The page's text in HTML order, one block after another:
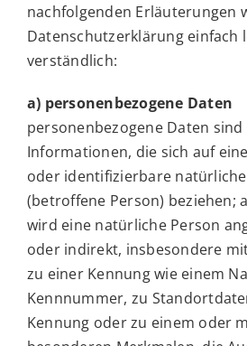
nachfolgenden Erläuterungen
Datenschutzerklärung einfach
verständlich:
a) personenbezogene Daten
personenbezogene Daten sind
Informationen, die sich auf
oder identifizierbare
(betroffene Person) beziehen;
wird eine natürliche Person
oder indirekt, insbesondere
zu einer Kennung wie einem
Kennnummer, zu
Kennung oder zu einem oder